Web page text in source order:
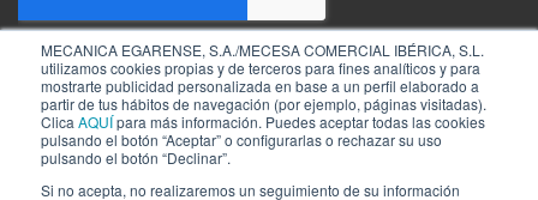
MECANICA EGARENSE, S.A./MECESA COMERCIAL IBÉRICA, S.L.
utilizamos cookies propias y de terceros para fines analíticos y para
mostrarte publicidad personalizada en base a un perfil elaborado a
partir de tus hábitos de navegación (por ejemplo, páginas visitadas).
Clica AQUÍpara más información. Puedes aceptar todas las cookies
pulsando el botón “Aceptar” o configurarlas o rechazar su uso
pulsando el botón “Declinar”.
Si no acepta, no realizaremos un seguimiento de su información